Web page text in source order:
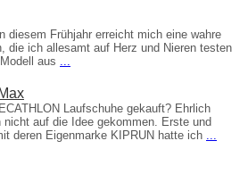
diesem Frühjahr erreicht mich eine wahre
die ich allesamt auf Herz und Nieren testen
aus
Laufschuhe gekauft? Ehrlich
auf die Idee gekommen. Erste und
deren Eigenmarke KIPRUN hatte ich